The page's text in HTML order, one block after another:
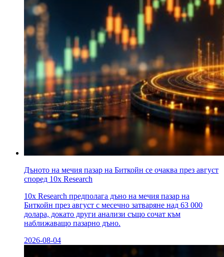
Дъното на мечия пазар на Биткойн се очаква през август
според 10x Research
10x Research предполага дъно на мечия пазар на
Биткойн през август с месечно затваряне над 63 000
долара, докато други анализи също сочат към
наближаващо пазарно дъно.
2026-08-04